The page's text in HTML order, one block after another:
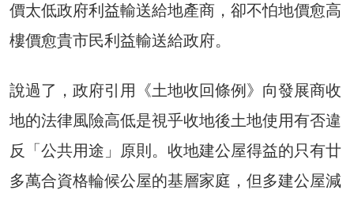
價太低政府利益輸送給地產商，卻不怕地價愈高
樓價愈貴市民利益輸送給政府。
說過了，政府引用《土地收回條例》向發展商收
地的法律風險高低是視乎收地後土地使用有否違
反「公共用途」原則。收地建公屋得益的只有廿
多萬合資格輪候公屋的基層家庭，但多建公屋減